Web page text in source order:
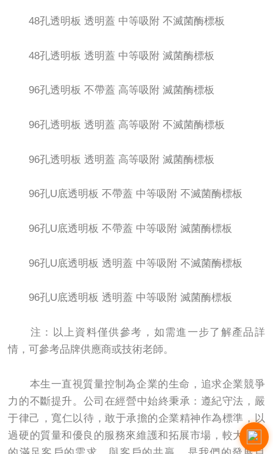
48孔透明板 透明蓋 中等吸附 不滅菌酶標板
48孔透明板 透明蓋 中等吸附 滅菌酶標板
96孔透明板 不帶蓋 高等吸附 滅菌酶標板
96孔透明板 透明蓋 高等吸附 不滅菌酶標板
96孔透明板 透明蓋 高等吸附 滅菌酶標板
96孔U底透明板 不帶蓋 中等吸附 不滅菌酶標板
96孔U底透明板 不帶蓋 中等吸附 滅菌酶標板
96孔U底透明板 透明蓋 中等吸附 不滅菌酶標板
96孔U底透明板 透明蓋 中等吸附 滅菌酶標板
注：以上資料僅供參考，如需進一步了解產品詳
情，可參考品牌供應商或技術老師。
本生一直視質量控制為企業的生命，追求企業競爭
力的不斷提升。公司在經營中始終秉承：遵紀守法，嚴
于律己，寬仁以待，敢于承擔的企業精神作為標準，以
過硬的質量和優良的服務來維護和拓展市場，較大限度